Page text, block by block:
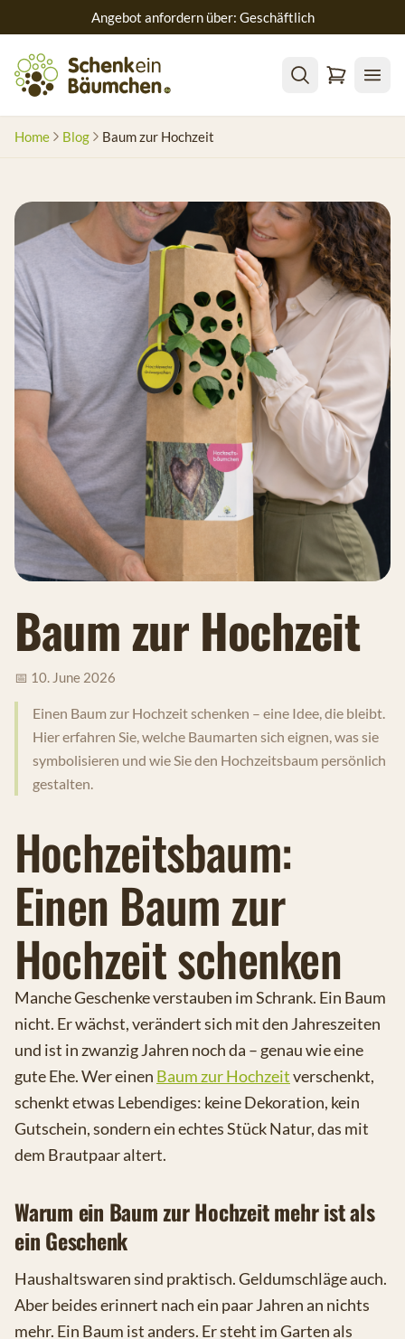
Angebot anfordern über: Geschäftlich
Home Blog Baum zur Hochzeit
Baum zur Hochzeit
📅 10. June 2026
Einen Baum zur Hochzeit schenken – eine Idee, die bleibt.
Hier erfahren Sie, welche Baumarten sich eignen, was sie
symbolisieren und wie Sie den Hochzeitsbaum persönlich
gestalten.
Hochzeitsbaum:
Einen Baum zur
Hochzeit schenken
Manche Geschenke verstauben im Schrank. Ein Baum
nicht. Er wächst, verändert sich mit den Jahreszeiten
und ist in zwanzig Jahren noch da – genau wie eine
gute Ehe. Wer einen Baum zur Hochzeitverschenkt,
schenkt etwas Lebendiges: keine Dekoration, kein
Gutschein, sondern ein echtes Stück Natur, das mit
dem Brautpaar altert.
Warum ein Baum zur Hochzeit mehr ist als
ein Geschenk
Haushaltswaren sind praktisch. Geldumschläge auch.
Aber beides erinnert nach ein paar Jahren an nichts
mehr. Ein Baum ist anders. Er steht im Garten als